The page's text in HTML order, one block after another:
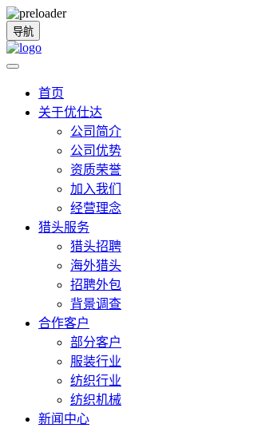
导航
首页
关于优仕达
公司简介
公司优势
资质荣誉
加入我们
经营理念
猎头服务
猎头招聘
海外猎头
招聘外包
背景调查
合作客户
部分客户
服装行业
纺织行业
纺织机械
新闻中心